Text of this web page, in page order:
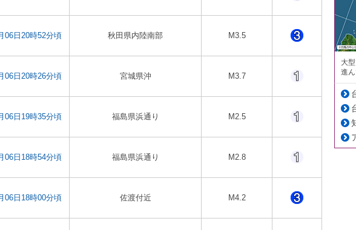
06日20時52分頃 秋田県内陸南部 M3.5
06日20時26分頃 宮城県沖 M3.7
06日19時35分頃 福島県浜通り M2.5
06日18時54分頃 福島県浜通り M2.8
06日18時00分頃 佐渡付近 M4.2
大
進